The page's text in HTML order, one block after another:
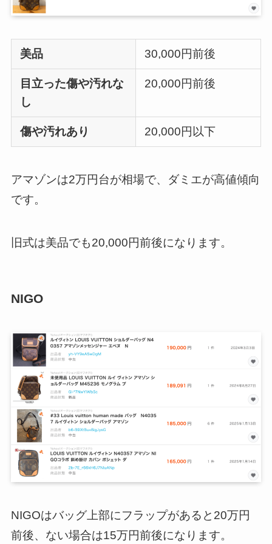
美品 30,000円前後
目立った傷や汚れな
し
20,000円前後
傷や汚れあり 20,000円以下
アマゾンは2万円台が相場で、ダミエが高値傾向
です。
旧式は美品でも20,000円前後になります。
NIGO
NIGOはバッグ上部にフラップがあると20万円
前後、ない場合は15万円前後になります。